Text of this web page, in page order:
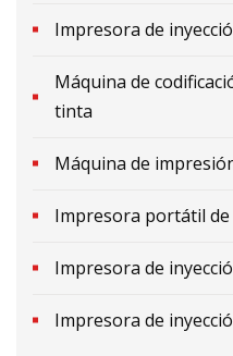
Impresora de
Máquina de
tinta
Máquina de
Impresora portátil
Impresora de
Impresora de